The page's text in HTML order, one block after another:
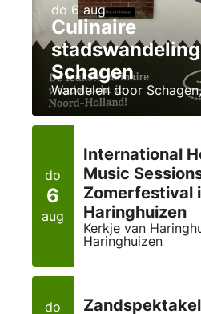
do 6 aug
Culinaire
Schagen
Wandelen door
do
6
aug
International
Music
Zomerfestival
Haringhuizen
Kerkje van
Haringhuizen
do
Zandspektakel